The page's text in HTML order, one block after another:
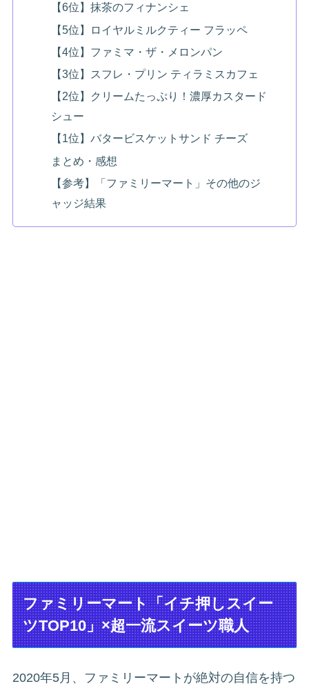
【6位】抹茶のフィナンシェ
【5位】ロイヤルミルクティー フラッペ
【4位】ファミマ・ザ・メロンパン
【3位】スフレ・プリン ティラミスカフェ
【2位】クリームたっぷり！濃厚カスタード
シュー
【1位】バタービスケットサンド チーズ
まとめ・感想
【参考】「ファミリーマート」その他のジ
ャッジ結果
ファミリーマート「イチ押しスイー
ツTOP10」×超一流スイーツ職人
2020年5月、ファミリーマートが絶対の自信を持つ